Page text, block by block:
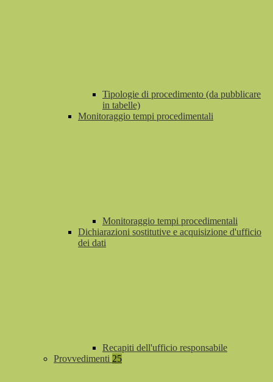
Tipologie di procedimento (da pubblicare
in tabelle)
Monitoraggio tempi procedimentali
Monitoraggio tempi procedimentali
Dichiarazioni sostitutive e acquisizione d'ufficio
dei dati
Recapiti dell'ufficio responsabile
Provvedimenti 25